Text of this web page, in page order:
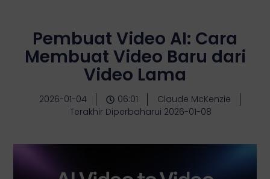
Pembuat Video AI: Cara
Membuat Video Baru dari
Video Lama
2026-01-04 06:01
Claude McKenzie
Terakhir Diperbaharui 2026-01-08